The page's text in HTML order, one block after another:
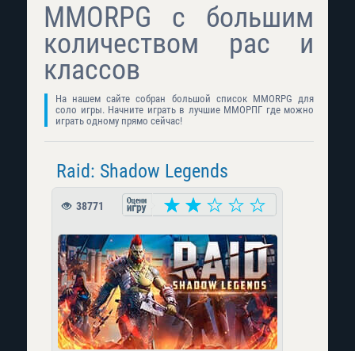
MMORPG с большим
количеством рас и
классов
На нашем сайте собран большой список MMORPG для
соло игры. Начните играть в лучшие ММОРПГ где можно
играть одному прямо сейчас!
Raid: Shadow Legends
38771